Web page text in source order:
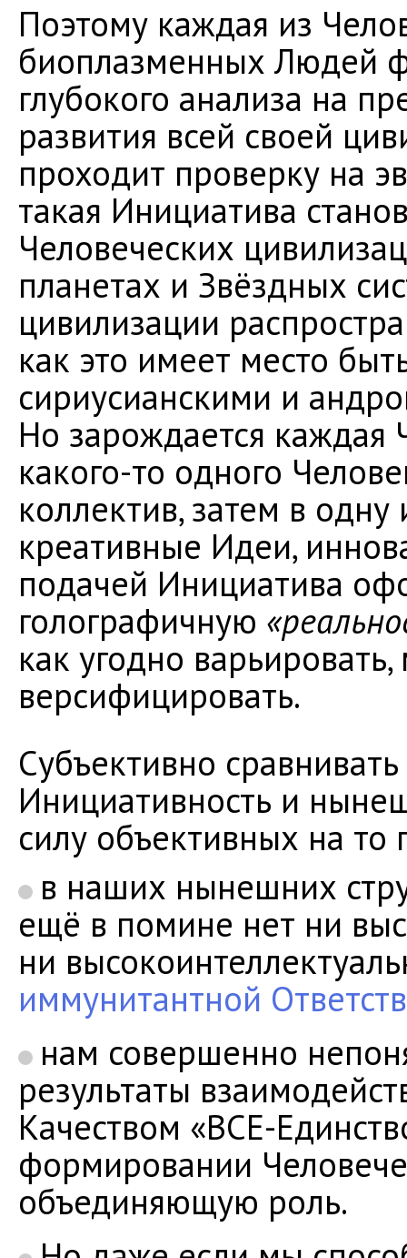
Поэтому каждая из
биоплазменных Людей
глубокого анализа на
развития всей своей
проходит проверку на
такая Инициатива
Человеческих
планетах и Звёздных
цивилизации
как это имеет место
сириусианскими и
Но зарождается каждая
какого-то одного
коллектив, затем в
креативные Идеи,
подачей Инициатива
голографичную
как угодно
версифицировать.
Субъективно
Инициативность и
силу объективных на то
в наших нынешних
ещё в помине нет ни
ни
иммунитантной
нам совершенно
результаты
Качеством «ВСЕ-
формировании
объединяющую роль.